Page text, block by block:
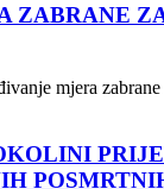
mjera